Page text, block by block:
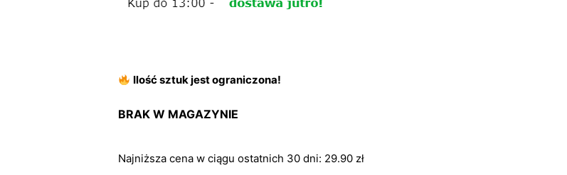
Ilość sztuk jest ograniczona!
BRAK W MAGAZYNIE
Najniższa cena w ciągu ostatnich 30 dni: 29.90 zł